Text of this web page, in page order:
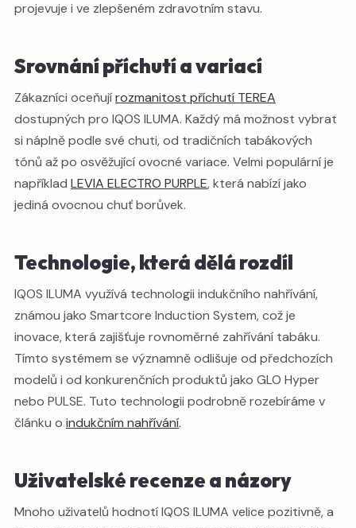
projevuje i ve zlepšeném zdravotním stavu.
Srovnání příchutí a variací
Zákazníci oceňujírozmanitost příchutí TEREA
dostupných pro IQOS ILUMA. Každý má možnost vybrat
si náplně podle své chuti, od tradičních tabákových
tónů až po osvěžující ovocné variace. Velmi populární je
například LEVIA ELECTRO PURPLE, která nabízí jako
jediná ovocnou chuť borůvek.
Technologie, která dělá rozdíl
IQOS ILUMA využívá technologii indukčního nahřívání,
známou jako Smartcore Induction System, což je
inovace, která zajišťuje rovnoměrné zahřívání tabáku.
Tímto systémem se významně odlišuje od předchozích
modelů i od konkurenčních produktů jako GLO Hyper
nebo PULSE. Tuto technologii podrobně rozebíráme v
článku o indukčním nahřívání.
Uživatelské recenze a názory
Mnoho uživatelů hodnotí IQOS ILUMA velice pozitivně, a